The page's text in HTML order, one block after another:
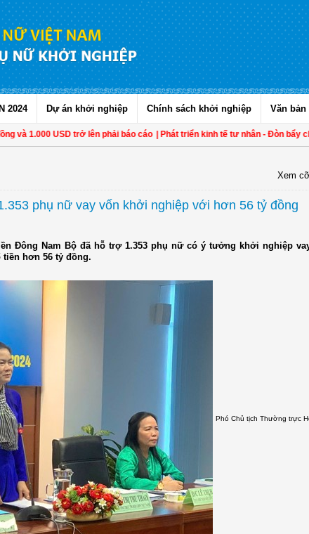
2024 Dự án khởi nghiệp Chính sách khởi nghiệp Văn bản
1.000 USD trở lên phải báo cáo | Phát triển kinh tế tư nhân - Đòn bẩy cho
Xem
phụ nữ vay vốn khởi nghiệp với hơn 56 tỷ đồng
Đông Nam Bộ đã hỗ trợ 1.353 phụ nữ có ý tưởng khởi nghiệp
hơn 56 tỷ đồng.
Phó Chủ tịch Thường trực